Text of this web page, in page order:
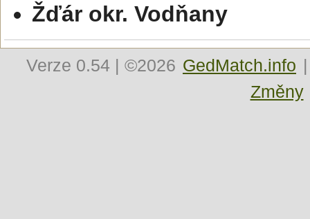
Žďár okr. Vodňany
Verze 0.54 | ©2026 GedMatch.info
Změny